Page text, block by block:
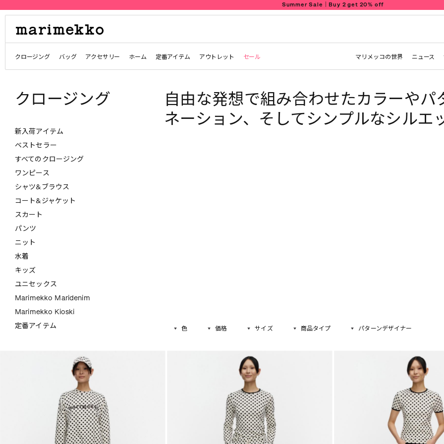
Summer Sale｜Buy 2 get 20% off
クロージング バッグ アクセサリー ホーム 定番アイテム アウトレット セール マリメッコの世界 ニュース
クロージング
新入荷アイテム
ベストセラー
すべてのクロージング
ワンピース
シャツ&ブラウス
コート&ジャケット
スカート
パンツ
ニット
水着
キッズ
ユニセックス
Marimekko Maridenim
Marimekko Kioski
定番アイテム
自由な発想で組み合わせたカラーやパ
ネーション、そしてシンプルなシルエ
色 価格 サイズ 商品タイプ パターンデザイナー